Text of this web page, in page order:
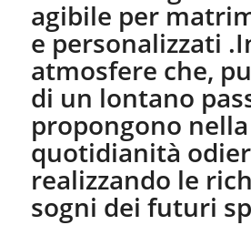
agibile per
e personalizzati
atmosfere che,
di un lontano
propongono nella
quotidianità
realizzando le
sogni dei futuri